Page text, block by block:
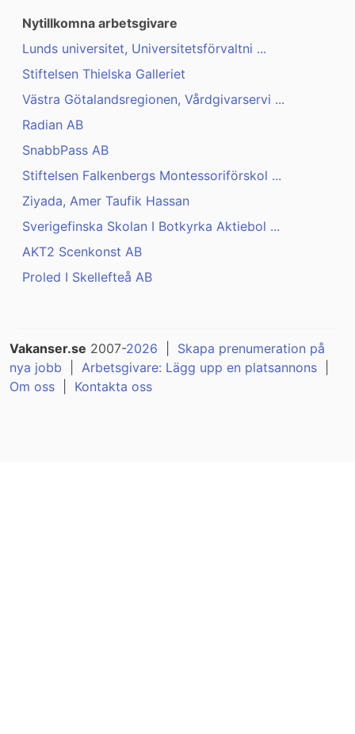
Nytillkomna arbetsgivare
Lunds universitet, Universitetsförvaltni ...
Stiftelsen Thielska Galleriet
Västra Götalandsregionen, Vårdgivarservi ...
Radian AB
SnabbPass AB
Stiftelsen Falkenbergs Montessoriförskol ...
Ziyada, Amer Taufik Hassan
Sverigefinska Skolan I Botkyrka Aktiebol ...
AKT2 Scenkonst AB
Proled I Skellefteå AB
Vakanser.se 2007-2026
Skapa prenumeration på
nya jobb
Arbetsgivare: Lägg upp en platsannons
Om oss
Kontakta oss